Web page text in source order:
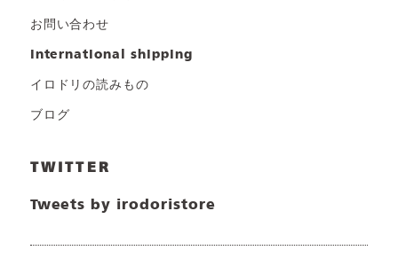
お問い合わせ
international shipping
イロドリの読みもの
ブログ
TWITTER
Tweets by irodoristore